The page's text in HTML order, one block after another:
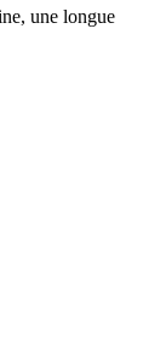
une longue